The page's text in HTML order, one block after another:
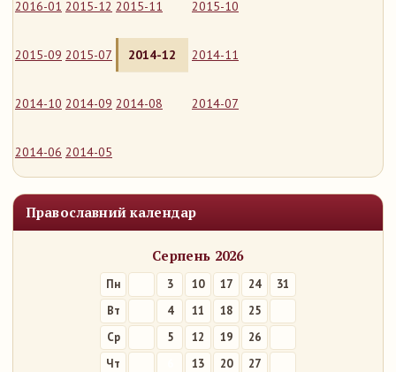
2016-01 2015-12 2015-11 2015-10
2015-09 2015-07 2014-12 2014-11
2014-10 2014-09 2014-08 2014-07
2014-06 2014-05
Православний календар
Серпень 2026
Пн 3 10 17 24
31
Вт
4 11 18
25
Ср
5 12 19
26
Чт
13 20
27